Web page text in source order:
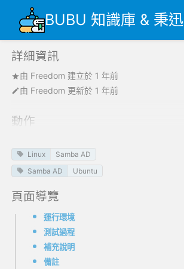
BUBU 知識庫 & 秉
詳細資訊
由 Freedom 建立於 1 年前
由 Freedom 更新於 1 年前
動作
Linux
Samba AD
Samba AD
Ubuntu
頁面導覽
運行環境
測試過程
補充說明
備註